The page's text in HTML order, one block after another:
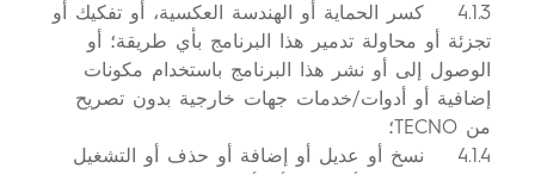
4.1.3 كسر الحماية أو الهندسة العكسية، أو تفكيك أو
تجزئة أو محاولة تدمير هذا البرنامج بأي طريقة؛ أو
الوصول إلى أو نشر هذا البرنامج باستخدام مكونات
إضافية أو أدوات/خدمات جهات خارجية بدون تصريح
من TECNO؛
4.1.4 نسخ أو عديل أو إضافة أو حذف أو التشغيل